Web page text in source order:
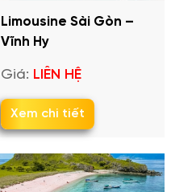
Limousine Sài Gòn –
Vĩnh Hy
Giá: LIÊN HỆ
Xem chi tiết